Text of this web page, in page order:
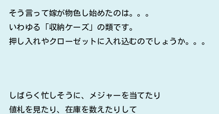
そう言って嫁が物色し始めたのは。。。
いわゆる「収納ケーズ」の類です。
押し入れやクローゼットに入れ込むのでしょうか。。。
しばらく忙しそうに、メジャーを当てたり
値札を見たり、在庫を数えたりして